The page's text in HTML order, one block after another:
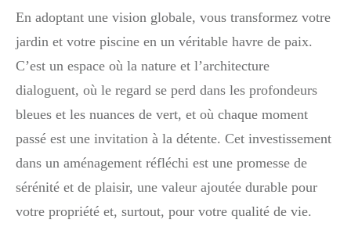
En adoptant une vision globale, vous transformez votre
jardin et votre piscine en un véritable havre de paix.
C’est un espace où la nature et l’architecture
dialoguent, où le regard se perd dans les profondeurs
bleues et les nuances de vert, et où chaque moment
passé est une invitation à la détente. Cet investissement
dans un aménagement réfléchi est une promesse de
sérénité et de plaisir, une valeur ajoutée durable pour
votre propriété et, surtout, pour votre qualité de vie.